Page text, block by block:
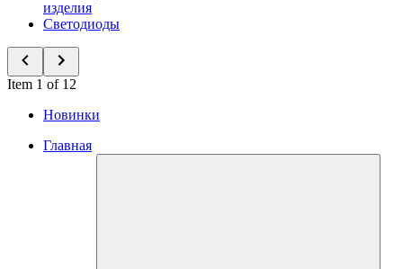
изделия
Светодиоды
Item 1 of 12
Новинки
Главная